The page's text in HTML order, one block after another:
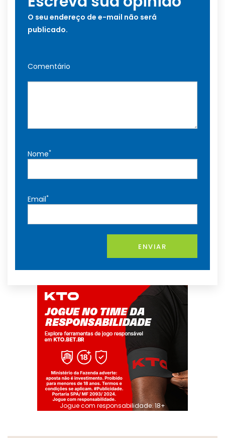
O seu endereço de e-mail não será
publicado.
Comentário
Nome*
Email*
ENVIAR
Jogue com responsabilidade. 18+